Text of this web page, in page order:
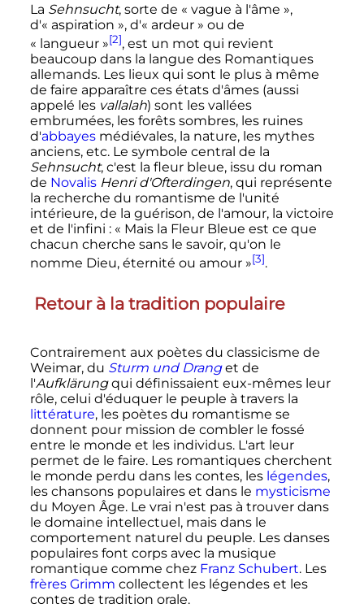
La Sehnsucht, sorte de « vague à l'âme »,
d'« aspiration », d'« ardeur » ou de
« langueur »[2], est un mot qui revient
beaucoup dans la langue des Romantiques
allemands. Les lieux qui sont le plus à même
de faire apparaître ces états d'âmes (aussi
appelé les vallalah) sont les vallées
embrumées, les forêts sombres, les ruines
d'abbayesmédiévales, la nature, les mythes
anciens, etc. Le symbole central de la
Sehnsucht, c'est la fleur bleue, issu du roman
de Novalis Henri d'Ofterdingen, qui représente
la recherche du romantisme de l'unité
intérieure, de la guérison, de l'amour, la victoire
et de l'infini : « Mais la Fleur Bleue est ce que
chacun cherche sans le savoir, qu'on le
nomme Dieu, éternité ou amour »[3].
Retour à la tradition populaire
Contrairement aux poètes du classicisme de
Weimar, du Sturm und Dranget de
l'Aufklärungqui définissaient eux-mêmes leur
rôle, celui d'éduquer le peuple à travers la
littérature, les poètes du romantisme se
donnent pour mission de combler le fossé
entre le monde et les individus. L'art leur
permet de le faire. Les romantiques cherchent
le monde perdu dans les contes, les légendes,
les chansons populaires et dans le mysticisme
du Moyen Âge. Le vrai n'est pas à trouver dans
le domaine intellectuel, mais dans le
comportement naturel du peuple. Les danses
populaires font corps avec la musique
romantique comme chez Franz Schubert. Les
frères Grimm collectent les légendes et les
contes de tradition orale.